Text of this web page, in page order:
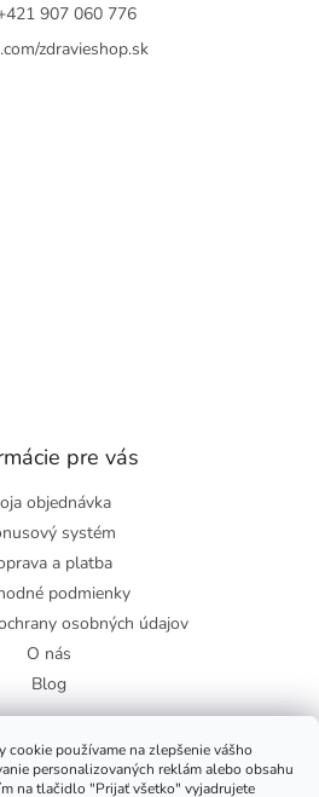
cookie používame na zlepšenie vášho
personalizovaných reklám alebo obsahu
na tlačidlo "Prijať všetko" vyjadrujete
907 060 776
zdravieshop.sk
pre vás
objednávka
systém
a platba
podmienky
osobných údajov
O nás
Blog
Facebook